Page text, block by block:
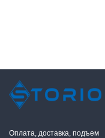
Оплата, доставка, подъем